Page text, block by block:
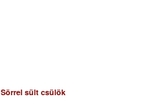
Sörrel sült csülök